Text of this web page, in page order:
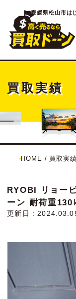
愛媛県松山市は
買取実績
HOME / 買取実績
RYOBI リョー
ーン 耐荷重130
更新日 :